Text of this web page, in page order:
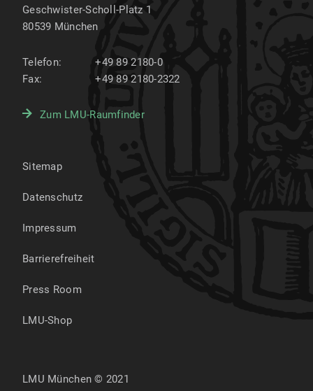
Geschwister-Scholl-Platz 1
80539 München
Telefon:
+49 89 2180-0
Fax:
+49 89 2180-2322
Zum LMU-Raumfinder
Sitemap
Datenschutz
Impressum
Barrierefreiheit
Press Room
LMU-Shop
LMU München © 2021